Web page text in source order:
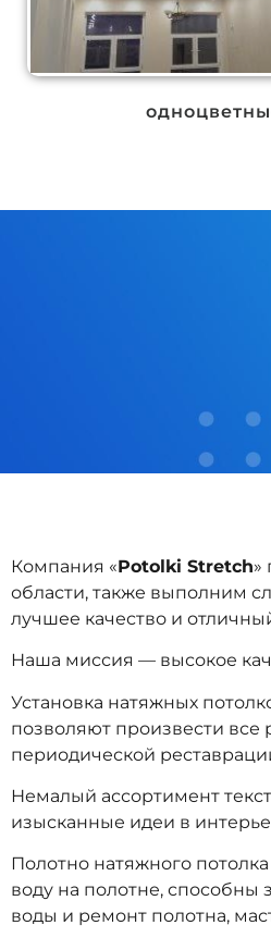
Компания «Potolki Stretch»
области, также выполним
лучшее качество и
Наша миссия — высокое
Установка натяжных
позволяют произвести все
периодической
Немалый ассортимент
изысканные идеи в
Полотно натяжного
воду на полотне, способны
воды и ремонт полотна,